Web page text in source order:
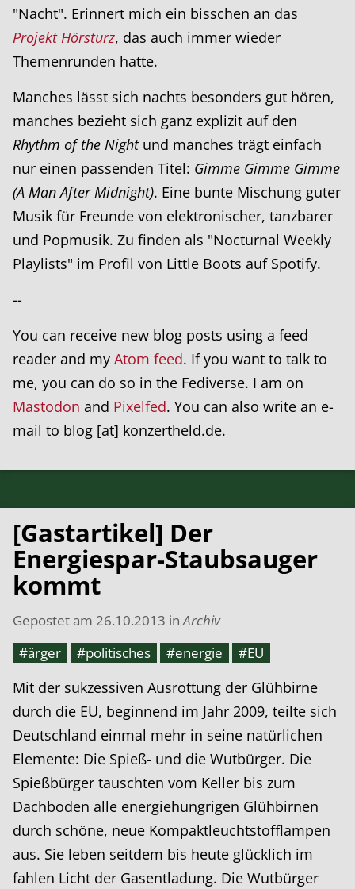
"Nacht". Erinnert mich ein bisschen an das
Projekt Hörsturz, das auch immer wieder
Themenrunden hatte.
Manches lässt sich nachts besonders gut hören,
manches bezieht sich ganz explizit auf den
Rhythm of the Nightund manches trägt einfach
nur einen passenden Titel: Gimme Gimme Gimme
(A Man After Midnight). Eine bunte Mischung guter
Musik für Freunde von elektronischer, tanzbarer
und Popmusik. Zu finden als "Nocturnal Weekly
Playlists" im Profil von Little Boots auf Spotify.
--
You can receive new blog posts using a feed
reader and my Atom feed. If you want to talk to
me, you can do so in the Fediverse. I am on
Mastodon and Pixelfed. You can also write an e-
mail to blog [at] konzertheld.de.
[Gastartikel] Der
Energiespar-Staubsauger
kommt
Gepostet am 26.10.2013 inArchiv
#ärger
#politisches #energie
#EU
Mit der sukzessiven Ausrottung der Glühbirne
durch die EU, beginnend im Jahr 2009, teilte sich
Deutschland einmal mehr in seine natürlichen
Elemente: Die Spieß- und die Wutbürger. Die
Spießbürger tauschten vom Keller bis zum
Dachboden alle energiehungrigen Glühbirnen
durch schöne, neue Kompaktleuchtstofflampen
aus. Sie leben seitdem bis heute glücklich im
fahlen Licht der Gasentladung. Die Wutbürger